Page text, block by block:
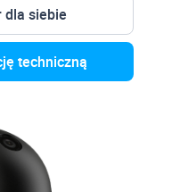
dla siebie
techniczną